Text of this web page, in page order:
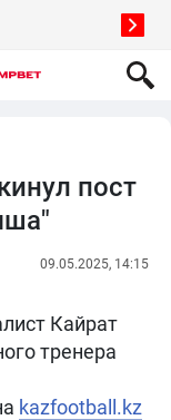
пост
09.05.2025, 14:15
Кайрат
тренера
kazfootball.kz